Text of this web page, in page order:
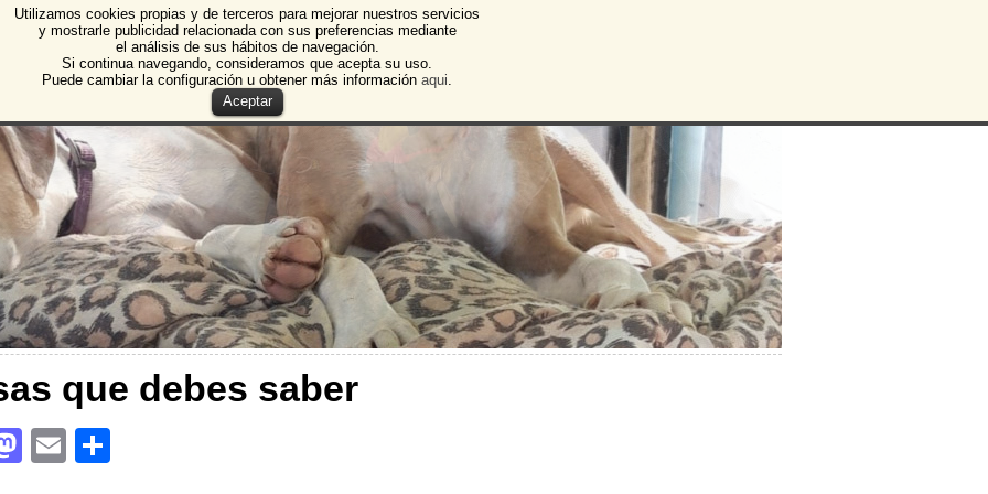
Animales de Burgos
y Plantas de Burgos
que debes saber
M
E
Utilizamos cookies propias y de terceros para mejorar nuestros servicios
y mostrarle publicidad relacionada con sus preferencias mediante
el análisis de sus hábitos de navegación.
Si continua navegando, consideramos que acepta su uso.
Puede cambiar la configuración u obtener más información aqui.
Aceptar